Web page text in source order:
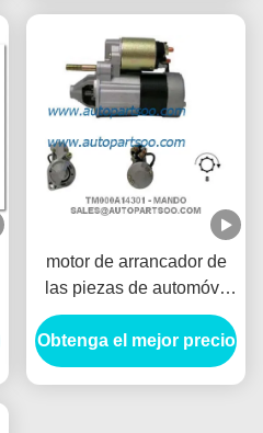
motor de arrancador de
las piezas de automóvil
de 12V 1.2KW,
arrancador del coche
eléctrico de 8T Anlasser
Obtenga el mejor precio